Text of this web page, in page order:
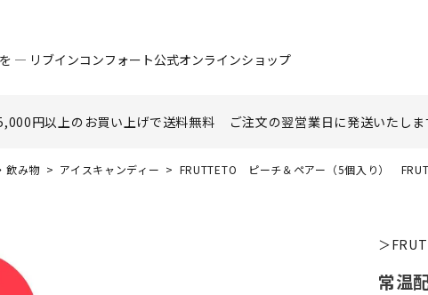
― リブインコンフォート公式オンラインショップ
円以上のお買い上げで送料無料 ご注文の翌営業日に発送いたしま
飲み物 アイスキャンディー FRUTTETO ピーチ＆ペアー（5個入り）
＞
常温